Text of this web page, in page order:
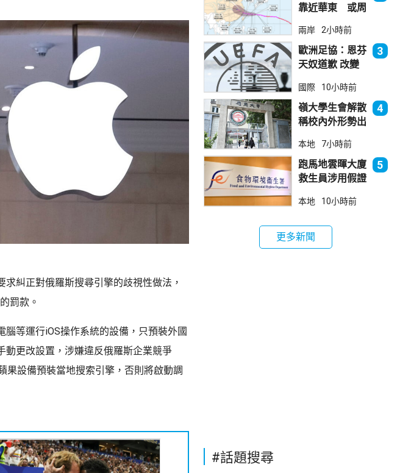
糾正對俄羅斯搜尋引擎的歧視性做法，
罰款。
等運行iOS操作系統的設備，只預裝外國
動更改設置，涉嫌違反俄羅斯企業競爭
果設備預裝當地搜索引擎，否則將啟動調
靠近華東 或周
兩岸 2小時前
歐洲足協：恩芬
天奴道歉 改變
立場
3
國際 10小時前
嶺大學生會解散
稱校內外形勢出
4
本地 7小時前
跑馬地雲暉大廈
救生員涉用假證
泳池並報警
5
本地 10小時前
更多新聞
#話題搜尋